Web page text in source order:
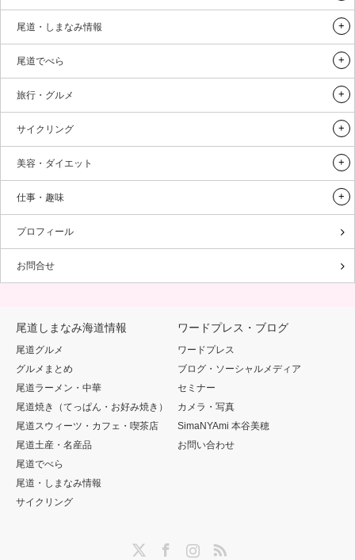
尾道・しまなみ情報
尾道でべら
旅行・グルメ
サイクリング
美容・ダイエット
仕事・趣味
プロフィール
お問合せ
尾道しまなみ海道情報
尾道グルメ
グルメまとめ
尾道ラーメン・中華
尾道焼き（てっぱん・お好み焼き）
尾道スウィーツ・カフェ・喫茶店
尾道土産・名産品
尾道でべら
尾道・しまなみ情報
サイクリング
ワードプレス・ブログ
ワードプレス
ブログ・ソーシャルメディア
セミナー
カメラ・写真
SimaNYAmi 本谷美穂
お問い合わせ
InstagramRSS